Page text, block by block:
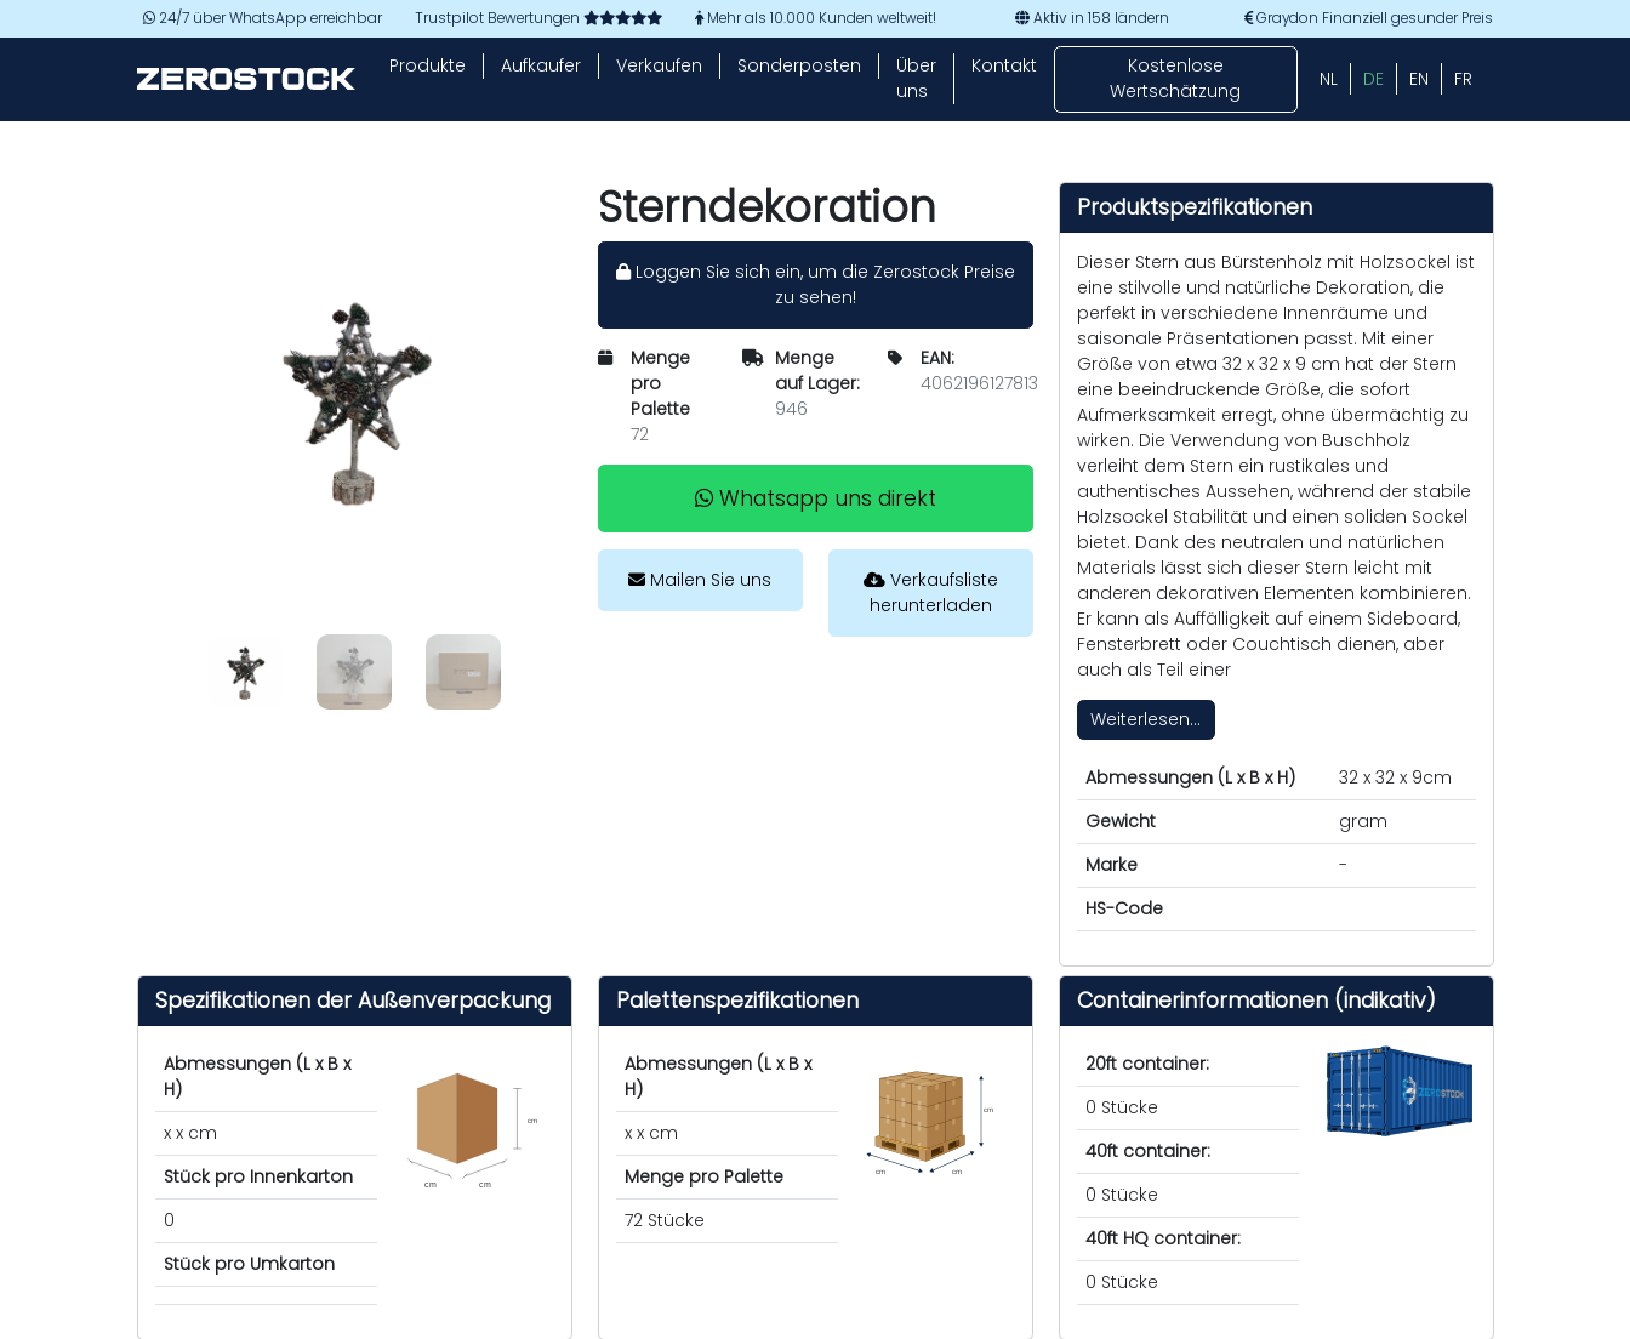
Skip to main content24/7 über WhatsApp erreichbar Trustpilot Bewertungen Mehr als 10.000 Kunden weltweit! Aktiv in 158 ländern Graydon Finanziell gesunder Preis
Produkte Aufkaufer Verkaufen Sonderposten
Über
uns
Kontakt
Kostenlose
Wertschätzung
NL DE EN FR
Sterndekoration
Loggen Sie sich ein, um die Zerostock Preise
zu sehen!
Menge
pro
Palette
72
Menge
auf Lager:
946
EAN:
4062196127813
Whatsapp uns direkt
Mailen Sie uns
Verkaufsliste
herunterladen
Produktspezifikationen
Dieser Stern aus Bürstenholz mit Holzsockel ist
eine stilvolle und natürliche Dekoration, die
perfekt in verschiedene Innenräume und
saisonale Präsentationen passt. Mit einer
Größe von etwa 32 x 32 x 9 cm hat der Stern
eine beeindruckende Größe, die sofort
Aufmerksamkeit erregt, ohne übermächtig zu
wirken. Die Verwendung von Buschholz
verleiht dem Stern ein rustikales und
authentisches Aussehen, während der stabile
Holzsockel Stabilität und einen soliden Sockel
bietet. Dank des neutralen und natürlichen
Materials lässt sich dieser Stern leicht mit
anderen dekorativen Elementen kombinieren.
Er kann als Auffälligkeit auf einem Sideboard,
Fensterbrett oder Couchtisch dienen, aber
auch als Teil einer
Weiterlesen...
Abmessungen (L x B x H)
32 x 32 x 9cm
Gewicht
gram
Marke
-
HS-Code
Spezifikationen der Außenverpackung
Abmessungen (L x B x
H)
x x cm
Stück pro Innenkarton
0
Stück pro Umkarton
cm cm
cm
Palettenspezifikationen
Abmessungen (L x B x
H)
x x cm
Menge pro Palette
72 Stücke
cm cm
cm
Containerinformationen (indikativ)
20ft container:
0 Stücke
40ft container:
0 Stücke
40ft HQ container:
0 Stücke